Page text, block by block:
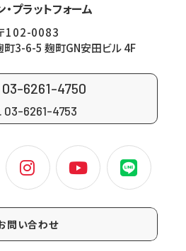
プラットフォーム
102-0083
3-6-5 麹町GN安田ビル 4F
6261-4750
03-6261-4753
問い合わせ